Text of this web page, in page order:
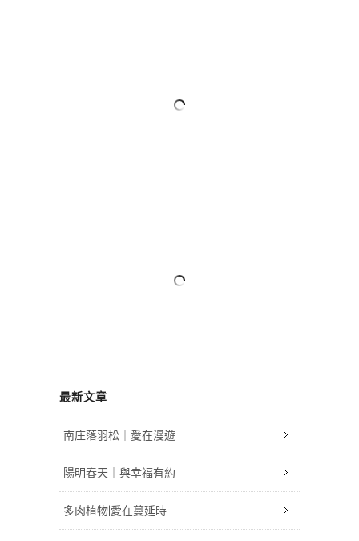
最新文章
南庄落羽松｜愛在漫遊
陽明春天｜與幸福有約
多肉植物|愛在蔓延時